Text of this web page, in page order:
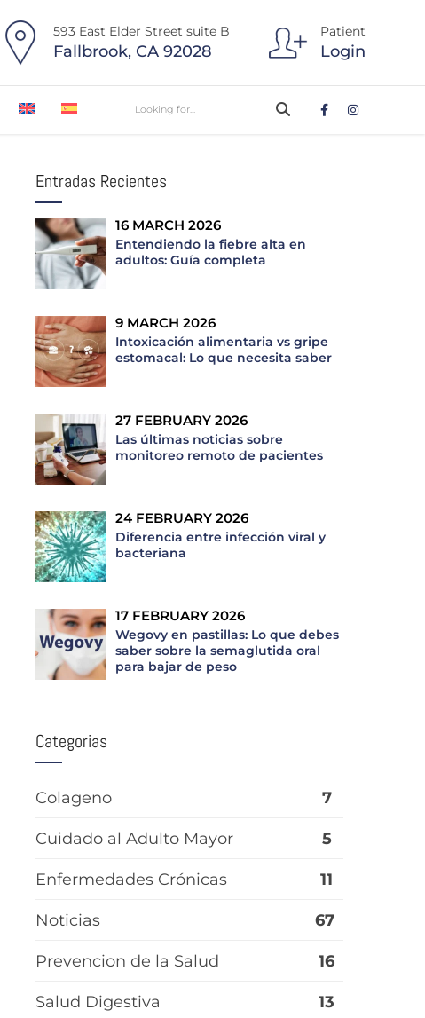
593 East Elder Street suite B
Fallbrook, CA 92028
Patient
Login
Entradas Recientes
16 MARCH 2026
Entendiendo la fiebre alta en
adultos: Guía completa
9 MARCH 2026
Intoxicación alimentaria vs gripe
estomacal: Lo que necesita saber
27 FEBRUARY 2026
Las últimas noticias sobre
monitoreo remoto de pacientes
24 FEBRUARY 2026
Diferencia entre infección viral y
bacteriana
17 FEBRUARY 2026
Wegovy en pastillas: Lo que debes
saber sobre la semaglutida oral
para bajar de peso
Categorias
Colageno 7
Cuidado al Adulto Mayor 5
Enfermedades Crónicas 11
Noticias 67
Prevencion de la Salud 16
Salud Digestiva 13